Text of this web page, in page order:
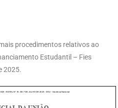
procedimentos relativos ao
Estudantil – Fies
2025.